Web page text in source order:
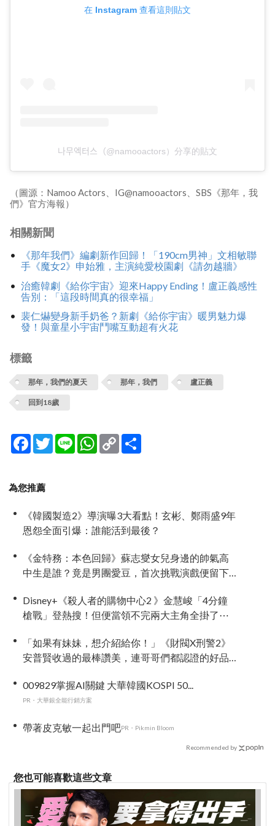
在 Instagram 查看這則貼文
나무엑터스（@namooactors）分享的貼文
（圖源：Namoo Actors、IG@namooactors、SBS《那年，我
們》官方海報）
相關新聞
《那年我們》編劇新作回歸！「190cm男神」文相敏聯
手《魔女2》申始雅，主演純愛校園劇《請勿越牆》
治癒韓劇《給你宇宙》迎來Happy Ending！盧正義感性
告別：「這段時間真的很幸福」
裴仁爀變身新手奶爸？新劇《給你宇宙》暖男魅力爆
發！與童星小宇宙鬥嘴互動超有火花
標籤
那年，我們的夏天 那年，我們 盧正義
回到18歲
Facebook
TwitterLine WhatsApp
Copy
Link
為您推薦
《韓國製造2》導演曝3大看點！玄彬、鄭雨盛9年
恩怨全面引爆：誰能活到最後？
《金特務：本色回歸》蘇志燮女兒身邊的帥氣高
中生是誰？竟是男團愛豆，首次挑戰演戲便留下
Disney+《殺人者的購物中心2 》金慧峻「4分鐘
槍戰」登熱搜！但便當領不完兩大主角全掛了⋯
「如果有妹妹，想介紹給你！」《財閥X刑警2》
安普賢收過的最棒讚美，連哥哥們都認證的好品
009829掌握AI關鍵 大華韓國KOSPI 50...
PR・大華銀全能行銷方案
帶著皮克敏一起出門吧PR・Pikmin Bloom
Recommended by
您也可能喜歡這些文章